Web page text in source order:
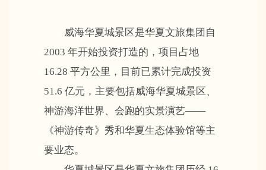
威海华夏城景区是华夏文旅集团自
2003 年开始投资打造的，项目占地
16.28 平方公里，目前已累计完成投资
51.6 亿元，主要包括威海华夏城景区、
神游海洋世界、会跑的实景演艺——
《神游传奇》秀和华夏生态体验馆等主
要业态。